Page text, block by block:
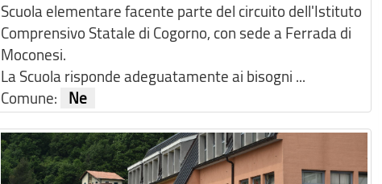
Scuola elementare facente parte del circuito dell'Istituto
Comprensivo Statale di Cogorno, con sede a Ferrada di
Moconesi.
La Scuola risponde adeguatamente ai bisogni ...
Comune:
Ne